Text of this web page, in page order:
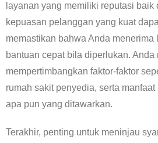
layanan yang memiliki reputasi baik
kepuasan pelanggan yang kuat
memastikan bahwa Anda
bantuan cepat bila diperlukan.
mempertimbangkan faktor-faktor
rumah sakit penyedia, serta
apa pun yang ditawarkan.
Terakhir, penting untuk meninjau